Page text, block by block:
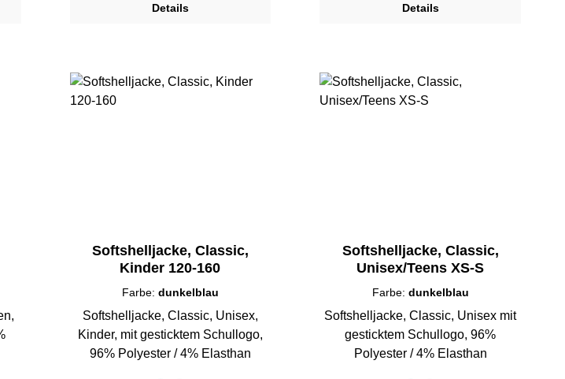
Details Details
Softshelljacke, Classic,
Kinder 120-160
Farbe: dunkelblau
Softshelljacke, Classic, Unisex,
Kinder, mit gesticktem Schullogo,
96% Polyester / 4% Elasthan
Softshelljacke, Classic,
Unisex/Teens XS-S
Farbe: dunkelblau
Softshelljacke, Classic, Unisex mit
gesticktem Schullogo, 96%
Polyester / 4% Elasthan